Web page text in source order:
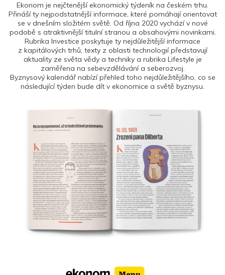
Ekonom je nejčtenější ekonomický týdeník na českém trhu.
Přináší ty nejpodstatnější informace, které pomáhají orientovat
se v dnešním složitém světě. Od října 2020 vychází v nové
podobě s atraktivnější titulní stranou a obsahovými novinkami.
Rubrika Investice poskytuje ty nejdůležitější informace
z kapitálových trhů, texty z oblasti technologií představují
aktuality ze světa vědy a techniky a rubrika Lifestyle je
zaměřena na sebevzdělávání a seberozvoj.
Byznysový kalendář nabízí přehled toho nejdůležitějšího, co se
následující týden bude dít v ekonomice a světě byznysu.